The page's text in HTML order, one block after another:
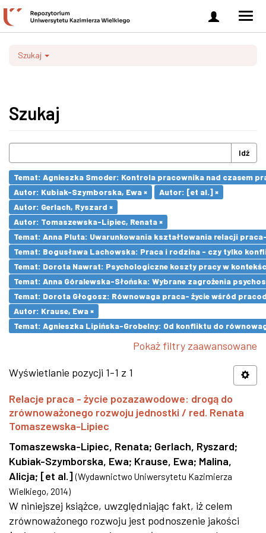
Zaloguj
się
Szukaj
Szukaj
Idź
Temat: Agnieszka Smoder: Kontrola pracownika nad czasem
Autor: Kubiak-Szymborska, Ewa ×
Autor: [et al.] ×
Autor: Gerlach, Ryszard ×
Autor: Tomaszewska-Lipiec, Renata ×
Temat: Anna Pluta: Uwarunkowania kształtowania relacji
Temat: Bogusława Lachowska: Praca i rodzina - czy tylko
Temat: Dorota Nawrat: Psychologiczne koszty pracy w
Temat: Anna Góralewska-Słońska: Wybrane zagrożenia
Temat: Dorota Głogosz: Równowaga praca- życie wśród
Autor: Krause, Ewa ×
Temat: Agnieszka Lipińska-Grobelny: Od konfliktu do
Pokaż filtry zaawansowane
Wyświetlanie pozycji 1-1 z 1
Relacje praca - życie pozazawodowe: drogą do
zrównoważonego rozwoju jednostki / red. Renata
Tomaszewska-Lipiec
Tomaszewska-Lipiec, Renata; Gerlach, Ryszard;
Kubiak-Szymborska, Ewa; Krause, Ewa; Malina,
Alicja; [et al.] (Wydawnictwo Uniwersytetu Kazimierza
Wielkiego, 2014)
W niniejszej książce, uwzględniając fakt, iż celem
zrównoważonego rozwoju jest podnoszenie jakości